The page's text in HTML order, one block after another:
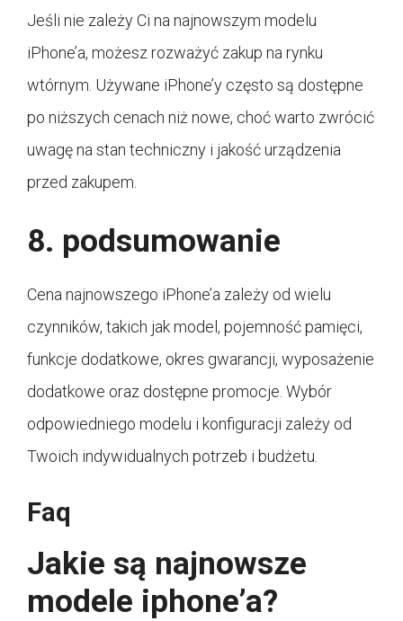
Jeśli nie zależy Ci na najnowszym modelu
iPhone’a, możesz rozważyć zakup na rynku
wtórnym. Używane iPhone’y często są dostępne
po niższych cenach niż nowe, choć warto zwrócić
uwagę na stan techniczny i jakość urządzenia
przed zakupem.
8. podsumowanie
Cena najnowszego iPhone’a zależy od wielu
czynników, takich jak model, pojemność pamięci,
funkcje dodatkowe, okres gwarancji, wyposażenie
dodatkowe oraz dostępne promocje. Wybór
odpowiedniego modelu i konfiguracji zależy od
Twoich indywidualnych potrzeb i budżetu.
Faq
Jakie są najnowsze
modele iphone’a?